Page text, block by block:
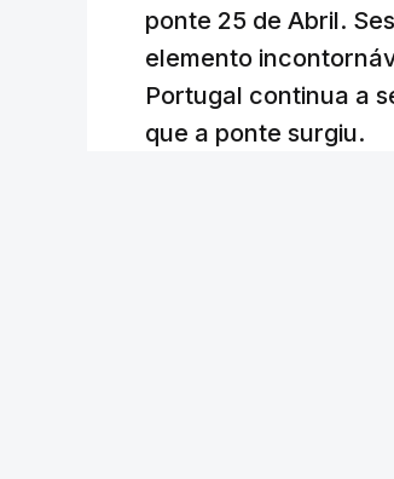
ponte 25 de Abril.
elemento
Portugal continua a
que a ponte surgiu.